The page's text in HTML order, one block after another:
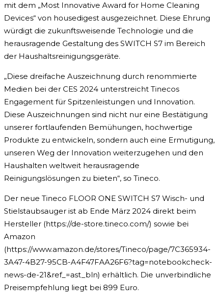
mit dem „Most Innovative Award for Home Cleaning
Devices“ von housedigest ausgezeichnet. Diese Ehrung
würdigt die zukunftsweisende Technologie und die
herausragende Gestaltung des SWITCH S7 im Bereich
der Haushaltsreinigungsgeräte.
„Diese dreifache Auszeichnung durch renommierte
Medien bei der CES 2024 unterstreicht Tinecos
Engagement für Spitzenleistungen und Innovation.
Diese Auszeichnungen sind nicht nur eine Bestätigung
unserer fortlaufenden Bemühungen, hochwertige
Produkte zu entwickeln, sondern auch eine Ermutigung,
unseren Weg der Innovation weiterzugehen und den
Haushalten weltweit herausragende
Reinigungslösungen zu bieten“, so Tineco.
Der neue Tineco FLOOR ONE SWITCH S7 Wisch- und
Stielstaubsauger ist ab Ende März 2024 direkt beim
Hersteller (https://de-store.tineco.com/) sowie bei
Amazon
(https://www.amazon.de/stores/Tineco/page/7C365934-
3A47-4B27-95CB-A4F47FAA26F6?tag=notebookcheck-
news-de-21&ref_=ast_bln) erhältlich. Die unverbindliche
Preisempfehlung liegt bei 899 Euro.